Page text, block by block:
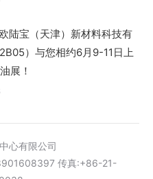
陆宝（天津）新材料科技有
）与您相约6月9-11日上
展！
心有限公司
传真:+86-21-